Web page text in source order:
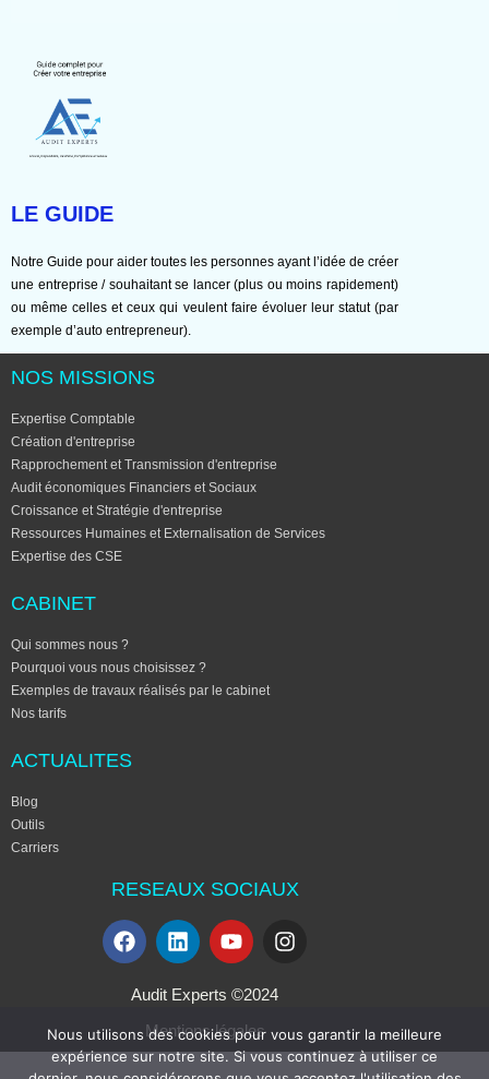
LE GUIDE
Notre Guide pour aider toutes les personnes ayant l’idée de créer
une entreprise / souhaitant se lancer (plus ou moins rapidement)
ou même celles et ceux qui veulent faire évoluer leur statut (par
exemple d’auto entrepreneur).
NOS MISSIONS
Expertise Comptable
Création d'entreprise
Rapprochement et Transmission d'entreprise
Audit économiques Financiers et Sociaux
Croissance et Stratégie d'entreprise
Ressources Humaines et Externalisation de Services
Expertise des CSE
CABINET
Qui sommes nous ?
Pourquoi vous nous choisissez ?
Exemples de travaux réalisés par le cabinet
Nos tarifs
ACTUALITES
Blog
Outils
Carriers
RESEAUX SOCIAUX
Audit Experts ©2024
Mentions légales
Nous utilisons des cookies pour vous garantir la meilleure
expérience sur notre site. Si vous continuez à utiliser ce